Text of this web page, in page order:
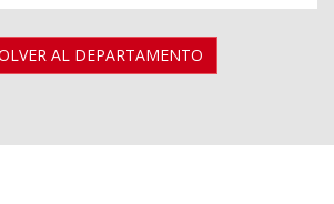
AL DEPARTAMENTO